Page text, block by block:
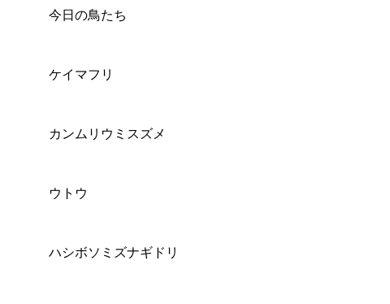
今日の鳥たち
ケイマフリ
カンムリウミスズメ
ウトウ
ハシボソミズナギドリ